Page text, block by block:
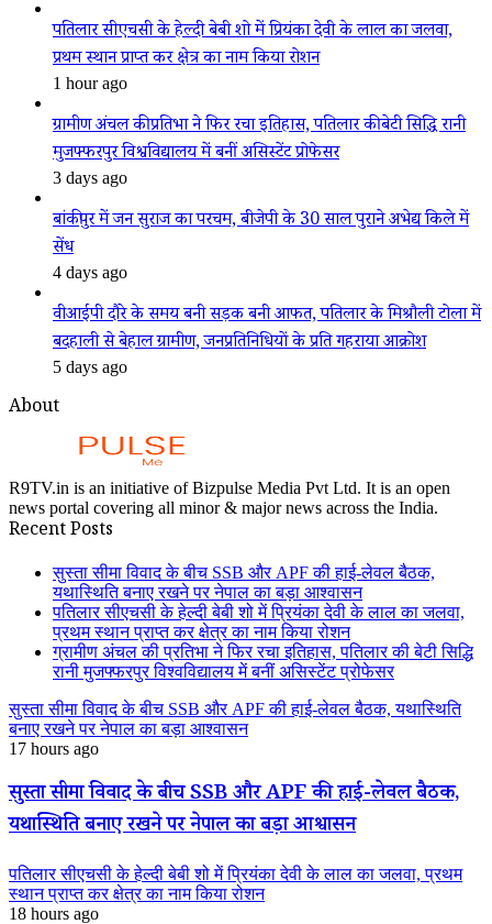
पतिलार सीएचसी के हेल्दी बेबी शो में प्रियंका देवी के लाल का जलवा,
प्रथम स्थान प्राप्त कर क्षेत्र का नाम किया रोशन
1 hour ago
ग्रामीण अंचल की प्रतिभा ने फिर रचा इतिहास, पतिलार की बेटी सिद्धि रानी
मुजफ्फरपुर विश्वविद्यालय में बनीं असिस्टेंट प्रोफेसर
3 days ago
बांकीपुर में जन सुराज का परचम, बीजेपी के 30 साल पुराने अभेद्य किले में
सेंध
4 days ago
वीआईपी दौरे के समय बनी सड़क बनी आफत, पतिलार के मिश्रौली टोला में
बदहाली से बेहाल ग्रामीण, जनप्रतिनिधियों के प्रति गहराया आक्रोश
5 days ago
About
R9TV.in is an initiative of Bizpulse Media Pvt Ltd. It is an open
news portal covering all minor & major news across the India.
Recent Posts
सुस्ता सीमा विवाद के बीच SSB और APF की हाई-लेवल बैठक,
यथास्थिति बनाए रखने पर नेपाल का बड़ा आश्वासन
पतिलार सीएचसी के हेल्दी बेबी शो में प्रियंका देवी के लाल का जलवा,
प्रथम स्थान प्राप्त कर क्षेत्र का नाम किया रोशन
ग्रामीण अंचल की प्रतिभा ने फिर रचा इतिहास, पतिलार की बेटी सिद्धि
रानी मुजफ्फरपुर विश्वविद्यालय में बनीं असिस्टेंट प्रोफेसर
सुस्ता सीमा विवाद के बीच SSB और APF की हाई-लेवल बैठक, यथास्थिति
बनाए रखने पर नेपाल का बड़ा आश्वासन
17 hours ago
सुस्ता सीमा विवाद के बीच SSB और APF की हाई-लेवल बैठक,
यथास्थिति बनाए रखने पर नेपाल का बड़ा आश्वासन
पतिलार सीएचसी के हेल्दी बेबी शो में प्रियंका देवी के लाल का जलवा, प्रथम
स्थान प्राप्त कर क्षेत्र का नाम किया रोशन
18 hours ago